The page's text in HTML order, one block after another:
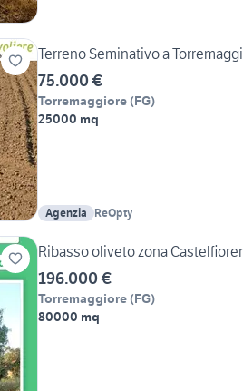
Terreno Seminativo a
75.000 €
Torremaggiore (FG)
25000 mq
Agenzia ReOpty
Ribasso oliveto zona
196.000 €
Torremaggiore (FG)
80000 mq